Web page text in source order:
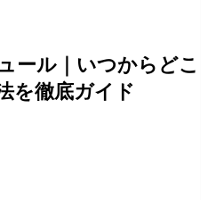
ール｜いつからどこ
を徹底ガイド